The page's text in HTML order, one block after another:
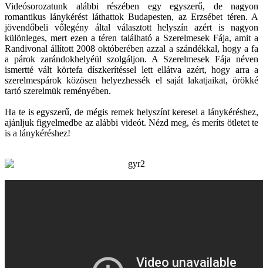
Videósorozatunk alábbi részében egy egyszerű, de nagyon
romantikus lánykérést láthattok Budapesten, az Erzsébet téren. A
jövendőbeli vőlegény által választott helyszín azért is nagyon
különleges, mert ezen a téren található a Szerelmesek Fája, amit a
Randivonal állított 2008 októberében azzal a szándékkal, hogy a fa
a párok zarándokhelyéül szolgáljon. A Szerelmesek Fája néven
ismertté vált körtefa díszkerítéssel lett ellátva azért, hogy arra a
szerelmespárok közösen helyezhessék el saját lakatjaikat, örökké
tartó szerelmük reményében.
Ha te is egyszerű, de mégis remek helyszínt keresel a lánykéréshez,
ajánljuk figyelmedbe az alábbi videót. Nézd meg, és meríts ötletet te
is a lánykéréshez!